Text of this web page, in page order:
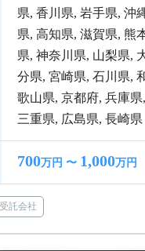
県, 香川県, 岩手県, 沖
県, 高知県, 滋賀県, 熊
県, 神奈川県, 山梨県,
分県, 宮崎県, 石川県,
歌山県, 京都府, 兵庫県,
三重県, 広島県, 長崎県
700万円 〜 1,000万円
託会社